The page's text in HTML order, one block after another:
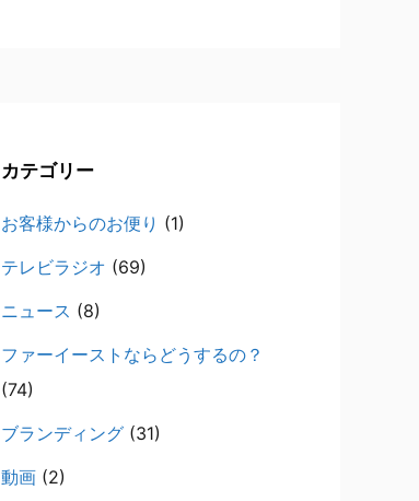
カテゴリー
お客様からのお便り (1)
テレビラジオ (69)
ニュース (8)
ファーイーストならどうするの？
(74)
ブランディング (31)
動画 (2)